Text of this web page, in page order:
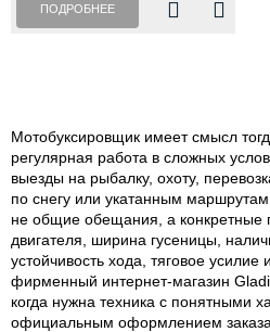
ПОДРОБНЕЕ
Мотобуксировщик имеет смысл
регулярная работа в сложных
выезды на рыбалку, охоту,
по снегу или укатанным
не общие обещания, а
двигателя, ширина гусеницы,
устойчивость хода, тяговое
фирменный интернет-магазин
когда нужна техника с понятными
официальным оформлением